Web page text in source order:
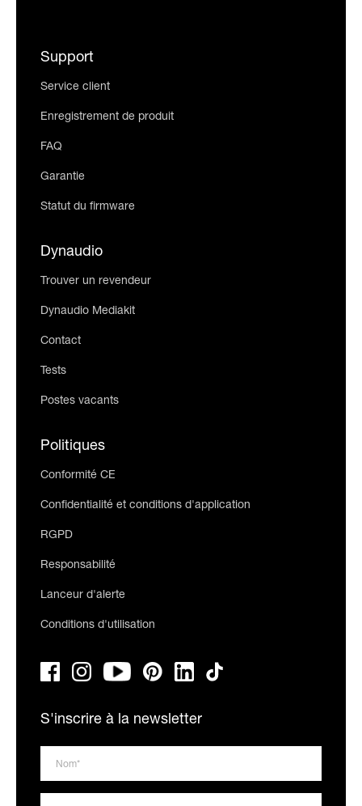
Support
Service client
Enregistrement de produit
FAQ
Garantie
Statut du firmware
Dynaudio
Trouver un revendeur
Dynaudio Mediakit
Contact
Tests
Postes vacants
Politiques
Conformité CE
Confidentialité et conditions d'application
RGPD
Responsabilité
Lanceur d'alerte
Conditions d'utilisation
S'inscrire à la newsletter